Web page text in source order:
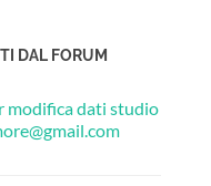
DAL FORUM
modifica dati studio